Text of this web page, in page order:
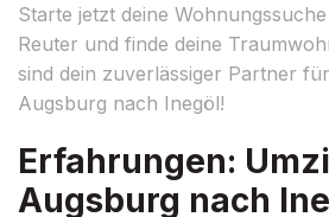
Starte jetzt deine
Reuter und finde deine
sind dein zuverlässiger Partner
Augsburg nach Inegöl!
Erfahrungen:
Augsburg nach